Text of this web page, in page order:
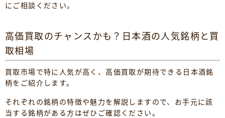
にご相談ください。
高価買取のチャンスかも？日本酒の人気銘柄と買
取相場
買取市場で特に人気が高く、高価買取が期待できる日本酒銘
柄をご紹介します。
それぞれの銘柄の特徴や魅力を解説しますので、お手元に該
当する銘柄がある方はぜひご確認ください。